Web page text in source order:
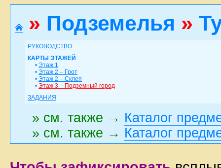
» Подземелья »
РУКОВОДСТВО
КАРТЫ ЭТАЖЕЙ
• Этаж 1
• Этаж 2 – Грот
• Этаж 2 – Склеп
• Этаж 3 – Подземный город
ЗАДАНИЯ
» см. также → Каталог
» см. также → Каталог